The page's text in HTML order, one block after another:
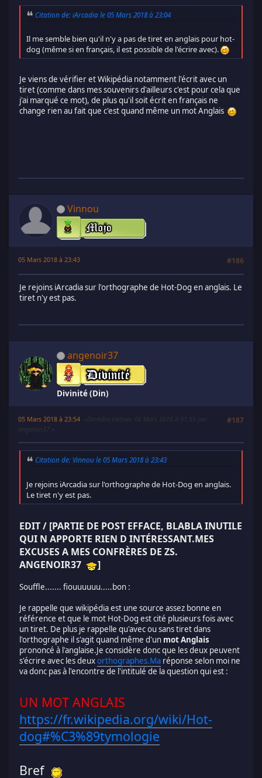
Citation de: iArcadia le 05 Mars 2018 à 23:04
Il me semble bien qu'il n'y a pas de tiret en anglais pour hot-
dog (même si en français, il est possible de l'écrire avec).
Je viens de vérifier et Wikipédia notamment l'écrit avec un
tiret (comme dans mes souvenirs d'ailleurs c'est pour cela que
j'ai marqué ce mot), de plus qu'il soit écrit en français ne
change rien au fait que c'est quand même un mot Anglais
Vinnou
05 Mars 2018 à 23:43 #186
Je rejoins iArcadia sur l'orthographe de Hot-Dog en anglais. Le
tiret n'y est pas.
angenoir37
Divinité (Din)
05 Mars 2018 à 23:54 #187
Dernière édition
: 06 Mars 2018 à 01:55 par
angenoir37
Citation de: Vinnou le 05 Mars 2018 à 23:43
Je rejoins iArcadia sur l'orthographe de Hot-Dog en anglais.
Le tiret n'y est pas.
EDIT / [PARTIE DE POST EFFACE, BLABLA INUTILE
QUI N APPORTE RIEN D INTÉRESSANT.MES
EXCUSES A MES CONFRÈRES DE ZS.
ANGENOIR37
]
Souffle....... fiouuuuuu.....bon :
Je rappelle que wikipédia est une source assez bonne en
référence et que le mot Hot-Dog est cité plusieurs fois avec
un tiret. De plus je rappelle qu'avec ou sans tiret dans
l'orthographe il s'agit quand même d'un mot Anglais
prononcé à l'anglaise.Je considère donc que les deux peuvent
s'écrire avec les deuxorthographes.Ma réponse selon moi ne
va donc pas à l'encontre de l'intitulé de la question qui est :
UN MOT ANGLAIS
https://fr.wikipedia.org/wiki/Hot-
dog#%C3%89tymologie
Bref